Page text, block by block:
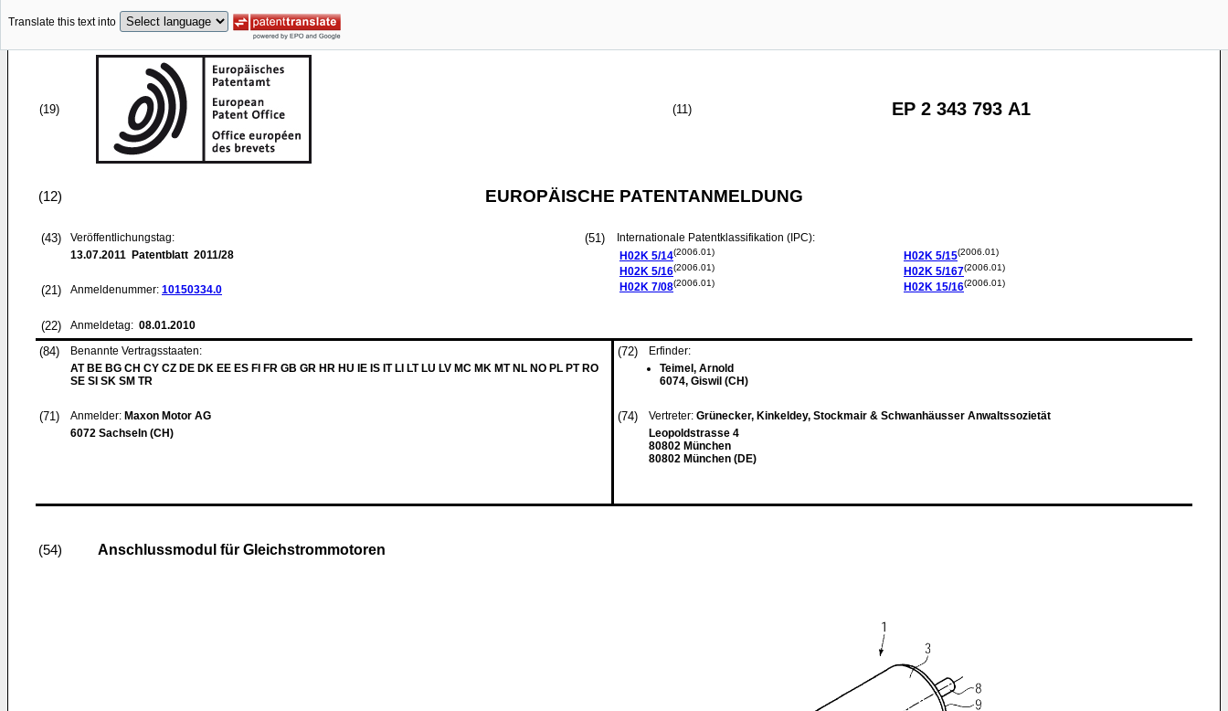
Translate this text into
(19) (11) EP 2 343 793 A1
(12) EUROPÄISCHE PATENTANMELDUNG
(43)
Veröffentlichungstag:
13.07.2011 Patentblatt 2011/28
(21) Anmeldenummer: 10150334.0
(22) Anmeldetag: 08.01.2010
(51)
Internationale Patentklassifikation (IPC):
H02K 5/14(2006.01)
H02K 5/16(2006.01)
H02K 7/08(2006.01)
H02K 5/15(2006.01)
H02K 5/167(2006.01)
H02K 15/16(2006.01)
(84)
Benannte Vertragsstaaten:
AT BE BG CH CY CZ DE DK EE ES FI FR GB GR HR HU IE IS IT LI LT LU LV MC MK MT NL NO PL PT RO
SE SI SK SM TR
(71) Anmelder: Maxon Motor AG
6072 Sachseln (CH)
(72)
Erfinder:
Teimel, Arnold
6074, Giswil (CH)
(74) Vertreter: Grünecker, Kinkeldey, Stockmair & Schwanhäusser Anwaltssozietät
Leopoldstrasse 4
80802 München
80802 München (DE)
(54) Anschlussmodul für Gleichstrommotoren